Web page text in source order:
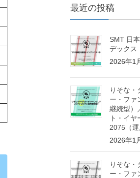
最近の投稿
SMT 日
デックス
2026年1
りそな・
ー・ファ
継続型）
ト・イヤ
2075（運
2026年1
りそな・
ー・ファ